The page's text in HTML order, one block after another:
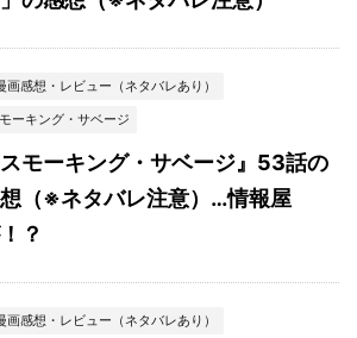
画感想・レビュー（ネタバレあり）
ーキング・サベージ
スモーキング・サベージ』53話の
（※ネタバレ注意）…情報屋
？
画感想・レビュー（ネタバレあり）